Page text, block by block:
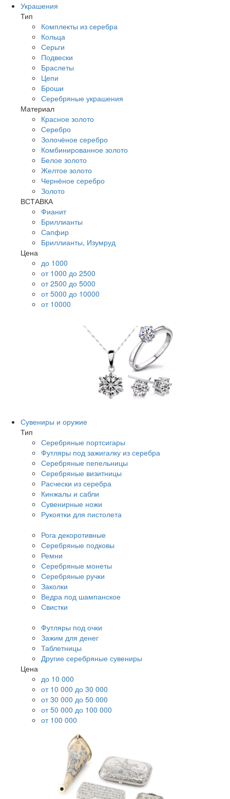
Украшения
Тип
Комплекты из серебра
Кольца
Серьги
Подвески
Браслеты
Цепи
Броши
Серебряные украшения
Материал
Красное золото
Серебро
Золочёное серебро
Комбинированное золото
Белое золото
Желтое золото
Чернёное серебро
Золото
ВСТАВКА
Фианит
Бриллианты
Сапфир
Бриллианты, Изумруд
Цена
до 1000
от 1000 до 2500
от 2500 до 5000
от 5000 до 10000
от 10000
Сувениры и оружие
Тип
Серебряные портсигары
Футляры под зажигалку из серебра
Серебряные пепельницы
Серебряные визитницы
Расчески из серебра
Кинжалы и сабли
Сувенирные ножи
Рукоятки для пистолета
Рога декоротивные
Серебряные подковы
Ремни
Серебряные монеты
Серебряные ручки
Заколки
Ведра под шампанское
Свистки
Футляры под очки
Зажим для денег
Таблетницы
Другие серебряные сувениры
Цена
до 10 000
от 10 000 до 30 000
от 30 000 до 50 000
от 50 000 до 100 000
от 100 000